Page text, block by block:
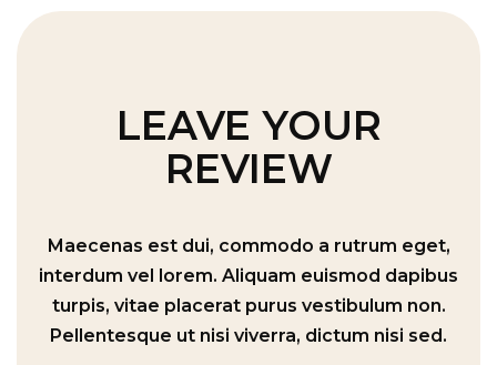
LEAVE YOUR
REVIEW
Maecenas est dui, commodo a rutrum eget,
interdum vel lorem. Aliquam euismod dapibus
turpis, vitae placerat purus vestibulum non.
Pellentesque ut nisi viverra, dictum nisi sed.